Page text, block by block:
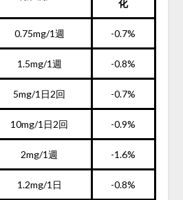
化
0.75mg/1週 -0.7%
1.5mg/1週 -0.8%
5mg/1日2回 -0.7%
10mg/1日2回 -0.9%
2mg/1週 -1.6%
1.2mg/1日 -0.8%